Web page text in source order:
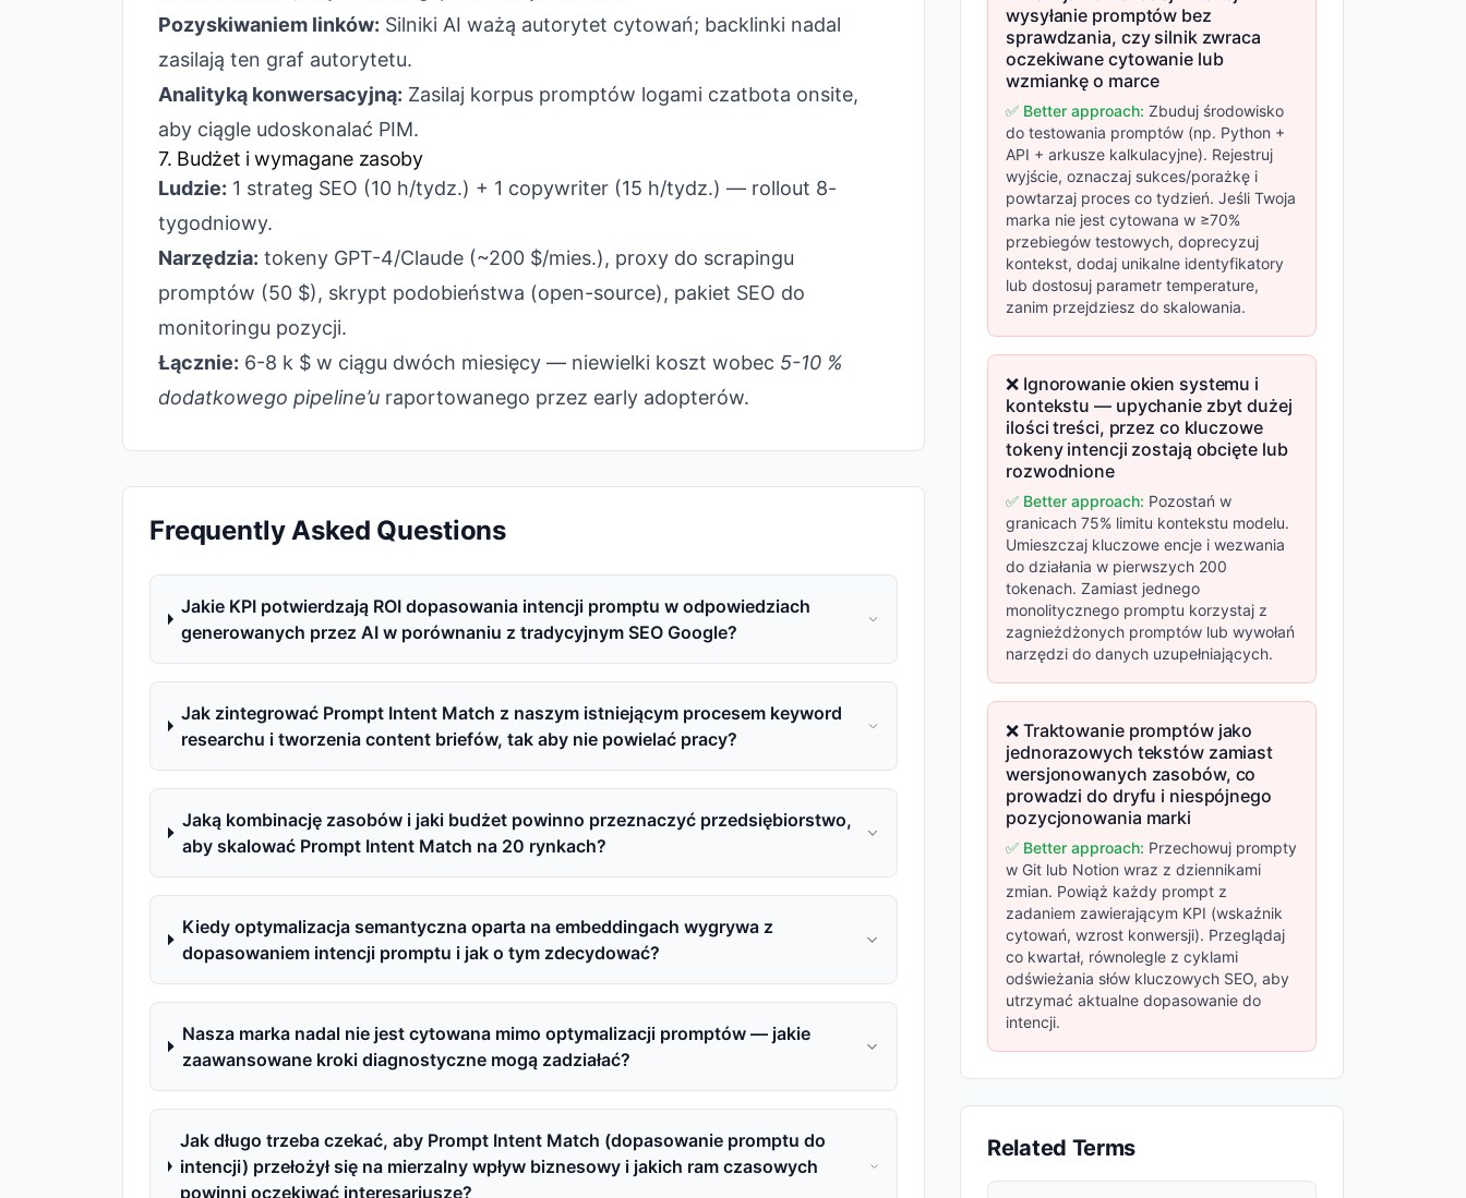
Pozyskiwaniem linków: Silniki AI ważą autorytet cytowań; backlinki nadal
zasilają ten graf autorytetu.
Analityką konwersacyjną: Zasilaj korpus promptów logami czatbota onsite,
aby ciągle udoskonalać PIM.
7. Budżet i wymagane zasoby
Ludzie: 1 strateg SEO (10 h/tydz.) + 1 copywriter (15 h/tydz.) — rollout 8-
tygodniowy.
Narzędzia: tokeny GPT-4/Claude (~200 $/mies.), proxy do scrapingu
promptów (50 $), skrypt podobieństwa (open-source), pakiet SEO do
monitoringu pozycji.
Łącznie: 6-8 k $ w ciągu dwóch miesięcy — niewielki koszt wobec 5-10 %
dodatkowego pipeline’u raportowanego przez early adopterów.
Frequently Asked Questions
Jakie KPI potwierdzają ROI dopasowania intencji promptu w odpowiedziach
generowanych przez AI w porównaniu z tradycyjnym SEO Google?
Jak zintegrować Prompt Intent Match z naszym istniejącym procesem keyword
researchu i tworzenia content briefów, tak aby nie powielać pracy?
Jaką kombinację zasobów i jaki budżet powinno przeznaczyć przedsiębiorstwo,
aby skalować Prompt Intent Match na 20 rynkach?
Kiedy optymalizacja semantyczna oparta na embeddingach wygrywa z
dopasowaniem intencji promptu i jak o tym zdecydować?
Nasza marka nadal nie jest cytowana mimo optymalizacji promptów — jakie
zaawansowane kroki diagnostyczne mogą zadziałać?
Jak długo trzeba czekać, aby Prompt Intent Match (dopasowanie promptu do
intencji) przełożył się na mierzalny wpływ biznesowy i jakich ram czasowych
powinni oczekiwać interesariusze?
wysyłanie promptów bez
sprawdzania, czy silnik zwraca
oczekiwane cytowanie lub
wzmiankę o marce
✅ Better approach: Zbuduj środowisko
do testowania promptów (np. Python +
API + arkusze kalkulacyjne). Rejestruj
wyjście, oznaczaj sukces/porażkę i
powtarzaj proces co tydzień. Jeśli Twoja
marka nie jest cytowana w ≥70%
przebiegów testowych, doprecyzuj
kontekst, dodaj unikalne identyfikatory
lub dostosuj parametr temperature,
zanim przejdziesz do skalowania.
❌ Ignorowanie okien systemu i
kontekstu — upychanie zbyt dużej
ilości treści, przez co kluczowe
tokeny intencji zostają obcięte lub
rozwodnione
✅ Better approach: Pozostań w
granicach 75% limitu kontekstu modelu.
Umieszczaj kluczowe encje i wezwania
do działania w pierwszych 200
tokenach. Zamiast jednego
monolitycznego promptu korzystaj z
zagnieżdżonych promptów lub wywołań
narzędzi do danych uzupełniających.
❌ Traktowanie promptów jako
jednorazowych tekstów zamiast
wersjonowanych zasobów, co
prowadzi do dryfu i niespójnego
pozycjonowania marki
✅ Better approach: Przechowuj prompty
w Git lub Notion wraz z dziennikami
zmian. Powiąż każdy prompt z
zadaniem zawierającym KPI (wskaźnik
cytowań, wzrost konwersji). Przeglądaj
co kwartał, równolegle z cyklami
odświeżania słów kluczowych SEO, aby
utrzymać aktualne dopasowanie do
intencji.
Related Terms